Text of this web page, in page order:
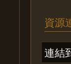
資源
連結